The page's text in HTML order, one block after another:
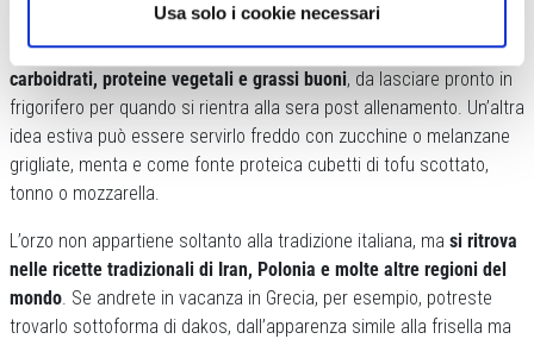
Usa solo i cookie necessari
spruzzata di limone per dare freschezza.Per uno sportivo, può
diventare un piatto unico molto equilibrato, grazie alla presenza di
carboidrati, proteine vegetali e grassi buoni, da lasciare pronto in
frigorifero per quando si rientra alla sera post allenamento. Un’altra
idea estiva può essere servirlo freddo con zucchine o melanzane
grigliate, menta e come fonte proteica cubetti di tofu scottato,
tonno o mozzarella.
L’orzo non appartiene soltanto alla tradizione italiana, ma si ritrova
nelle ricette tradizionali di Iran, Polonia e molte altre regioni del
mondo. Se andrete in vacanza in Grecia, per esempio, potreste
trovarlo sottoforma di dakos, dall’apparenza simile alla frisella ma